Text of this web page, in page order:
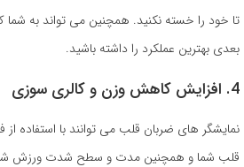
تا خود را خسته نکنید. همچنین می تواند به شما
بعدی بهترین عملکرد را داشته باشید.
4. افزایش کاهش وزن و کالری سوزی
نمایشگر های ضربان قلب می توانند با استفاده
قلب شما و همچنین مدت و سطح شدت ورزش شما